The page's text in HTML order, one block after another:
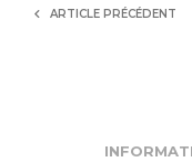
ARTICLE PRÉCÉDENT